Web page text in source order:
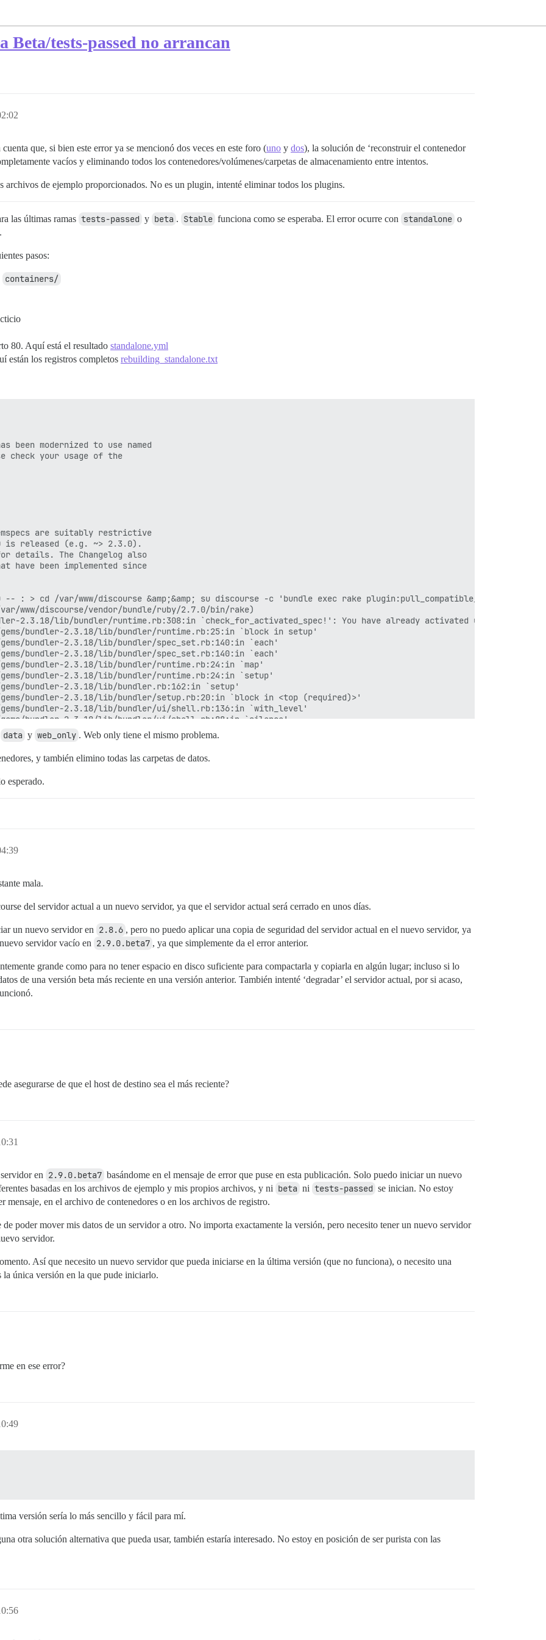
Beta/tests-passed no arrancan
que, si bien este error ya se mencionó dos veces en este foro (uno y dos), la solución de ‘reconstruir el contenedor
vacíos y eliminando todos los contenedores/volúmenes/carpetas de almacenamiento entre intentos.
archivos de ejemplo proporcionados. No es un plugin, intenté eliminar todos los plugins.
las últimas ramas tests-passed y beta . Stable funciona como se esperaba. El error ocurre con standalone o
pasos:
containers/
80. Aquí está el resultado standalone.yml
están los registros completos rebuilding_standalone.txt
been modernized to use named
check your usage of the
are suitably restrictive
is released (e.g. ~> 2.3.0).
details. The Changelog also
have been implemented since
-- : > cd /var/www/discourse &amp;&amp; su discourse -c 'bundle exec rake plugin:pull_compatible_all'
www/discourse/vendor/bundle/ruby/2.7.0/bin/rake)
2.3.18/lib/bundler/runtime.rb:308:in `check_for_activated_spec!': You have already activated uri
-- :
www/discourse/vendor/bundle/ruby/2.7.0/bin/rake)
2.3.18/lib/bundler/runtime.rb:308:in `check_for_activated_spec!': You have already activated uri
data y web_only . Web only tiene el mismo problema.
y también elimino todas las carpetas de datos.
esperado.
mala.
del servidor actual a un nuevo servidor, ya que el servidor actual será cerrado en unos días.
un nuevo servidor en 2.8.6 , pero no puedo aplicar una copia de seguridad del servidor actual en el nuevo servidor, ya
servidor vacío en 2.9.0.beta7 , ya que simplemente da el error anterior.
grande como para no tener espacio en disco suficiente para compactarla y copiarla en algún lugar; incluso si lo
de una versión beta más reciente en una versión anterior. También intenté ‘degradar’ el servidor actual, por si acaso,
asegurarse de que el host de destino sea el más reciente?
en 2.9.0.beta7 basándome en el mensaje de error que puse en esta publicación. Solo puedo iniciar un nuevo
basadas en los archivos de ejemplo y mis propios archivos, y ni beta ni tests-passed se inician. No estoy
mensaje, en el archivo de contenedores o en los archivos de registro.
poder mover mis datos de un servidor a otro. No importa exactamente la versión, pero necesito tener un nuevo servidor
servidor.
Así que necesito un nuevo servidor que pueda iniciarse en la última versión (que no funciona), o necesito una
la única versión en la que pude iniciarlo.
en ese error?
versión sería lo más sencillo y fácil para mí.
otra solución alternativa que pueda usar, también estaría interesado. No estoy en posición de ser purista con las